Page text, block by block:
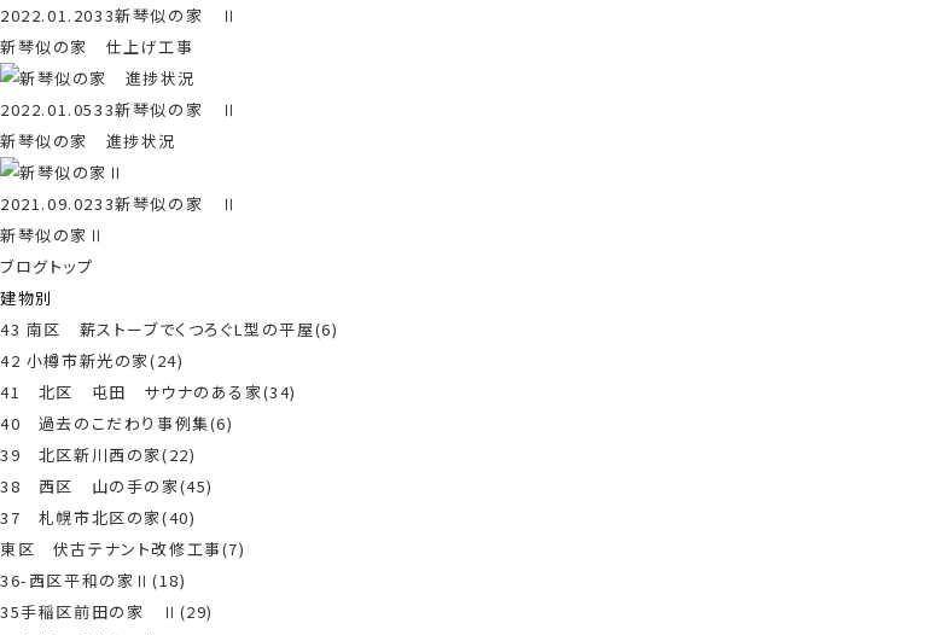
2022.01.2033新琴似の家 Ⅱ
新琴似の家 仕上げ工事
2022.01.0533新琴似の家 Ⅱ
新琴似の家 進捗状況
2021.09.0233新琴似の家 Ⅱ
新琴似の家Ⅱ
ブログトップ
建物別
43 南区 薪ストーブでくつろぐL型の平屋(6)
42 小樽市新光の家(24)
41 北区 屯田 サウナのある家(34)
40 過去のこだわり事例集(6)
39 北区新川西の家(22)
38 西区 山の手の家(45)
37 札幌市北区の家(40)
東区 伏古テナント改修工事(7)
36-西区平和の家Ⅱ(18)
35手稲区前田の家 Ⅱ(29)